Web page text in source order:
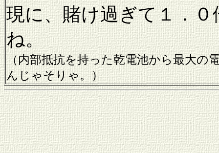
現に、賭け過ぎて１．
ね。
（内部抵抗を持った乾電池から最大の
んじゃそりゃ。）